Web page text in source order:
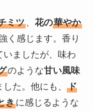
ミツ、 花の華やか
く感じます。香り
いましたが、味わ
のような甘い風味
た。他にも、
ド
きに感じるような